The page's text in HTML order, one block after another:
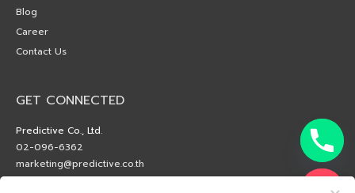
Blog
Career
Contact Us
GET CONNECTED
Predictive Co., Ltd.
02-096-6362
marketing@predictive.co.th